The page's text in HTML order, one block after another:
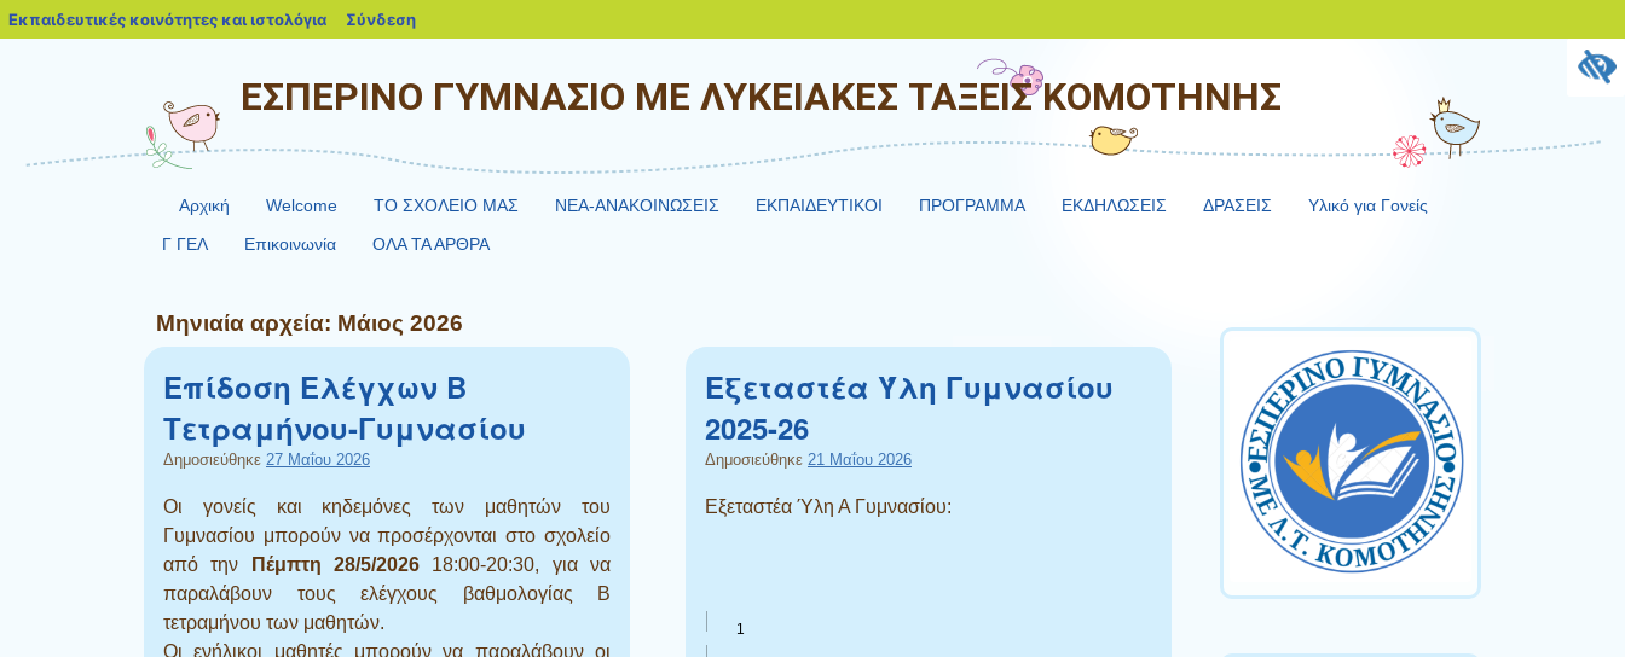
ΕΣΠΕΡΙΝΟ ΓΥΜΝΑΣΙΟ ΜΕ ΛΥΚΕΙΑΚΕΣ ΤΑΞΕΙΣ ΚΟΜΟΤΗΝΗΣ
Αρχική Welcome ΤΟ ΣΧΟΛΕΙΟ ΜΑΣ NEA-ΑΝΑΚΟΙΝΩΣΕΙΣ ΕΚΠΑΙΔΕΥΤΙΚΟΙ ΠΡΟΓΡΑΜΜΑ ΕΚΔΗΛΩΣΕΙΣ ΔΡΑΣΕΙΣ
Υλικό για Γονείς
Γ ΓΕΛ
Επικοινωνία ΟΛΑ ΤΑ ΑΡΘΡΑ
Μηνιαία αρχεία: Μάιος 2026
Επίδοση Ελέγχων Β
Tετραμήνου-Γυμνασίου
Δημοσιεύθηκε 27 Μαΐου 2026
Οι γονείς και κηδεμόνες των μαθητών του
Γυμνασίου μπορούν να προσέρχονται στο σχολείο
από την
Πέμπτη 28/5/2026 18:00-20:30, για να
παραλάβουν τους ελέγχους βαθμολογίας Β
τετραμήνου των μαθητών.
Οι ενήλικοι μαθητές μπορούν να παραλάβουν οι
Εξεταστέα Ύλη Γυμνασίου
2025-26
Δημοσιεύθηκε 21 Μαΐου 2026
Εξεταστέα Ύλη Α Γυμνασίου:
Εκπαιδευτικές κοινότητες και ιστολόγια blogs.sch.gr
Σύνδεση